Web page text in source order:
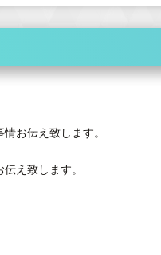
お伝え致します。
え致します。